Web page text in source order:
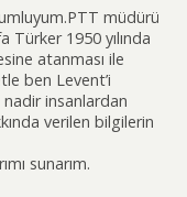
müdürü
1950 yılında
atanması ile
ben Levent’i
insanlardan
verilen bilgilerin
sunarım.